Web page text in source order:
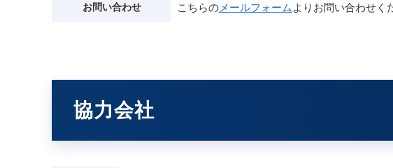
お問い合わせ こちらのメールフォーム よりお問い合わせく
協力会社